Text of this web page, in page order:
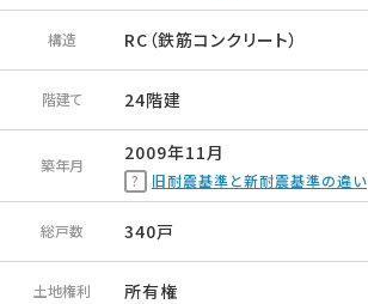
構造 RC（鉄筋コンクリート）
階建て 24階建
築年月
2009年11月
旧耐震基準と新耐震基準の違い
総戸数 340戸
土地権利 所有権